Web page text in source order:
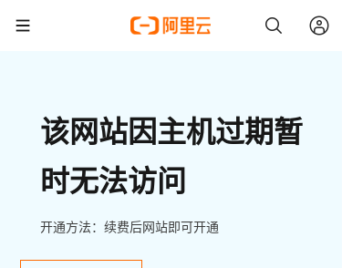
该网站因主机过期暂
时无法访问
开通方法：续费后网站即可开通